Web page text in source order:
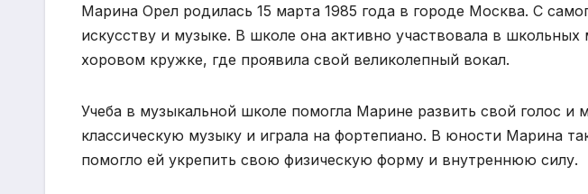
Марина Орел родилась 15 марта 1985 года в городе Москва. С
искусству и музыке. В школе она активно участвовала в школьных
хоровом кружке, где проявила свой великолепный вокал.
Учеба в музыкальной школе помогла Марине развить свой голос и
классическую музыку и играла на фортепиано. В юности Марина
помогло ей укрепить свою физическую форму и внутреннюю силу.